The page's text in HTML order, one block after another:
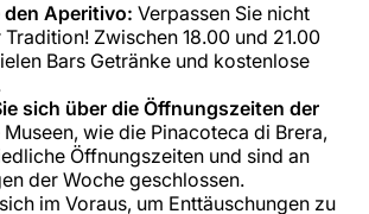
den Aperitivo: Verpassen Sie nicht
Zwischen 18.00 und 21.00
Bars Getränke und kostenlose
sich über die Öffnungszeiten der
Museen, wie die Pinacoteca di Brera,
Öffnungszeiten und sind an
der Woche geschlossen.
im Voraus, um Enttäuschungen zu